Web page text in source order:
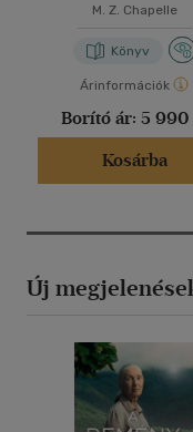
M. Z. Chapelle
Könyv
Árinformációk
Borító ár: 5 990
Kosárba
Új